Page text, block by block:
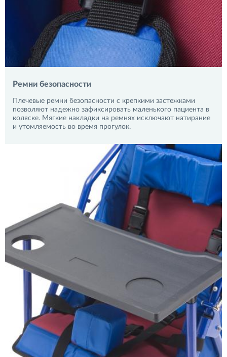
Ремни безопасности
Плечевые ремни безопасности с крепкими застежками
позволяют надежно зафиксировать маленького пациента в
коляске. Мягкие накладки на ремнях исключают натирание
и утомляемость во время прогулок.